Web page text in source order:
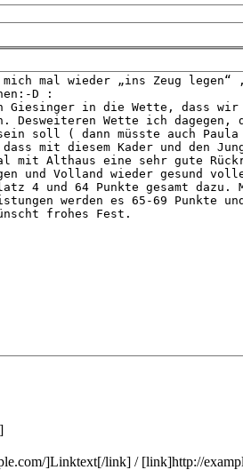
]Linktext[/link] / [link]http://